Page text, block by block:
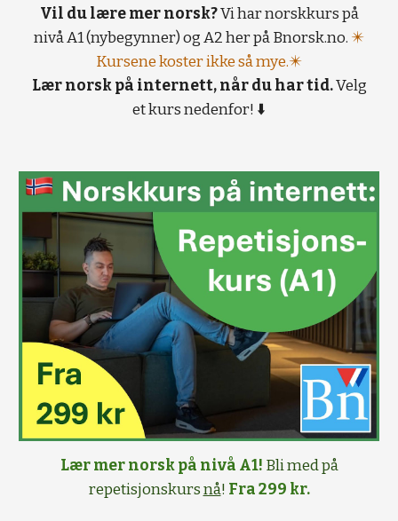
Vil du lære mer norsk?Vi har norskkurs på
nivå A1 (nybegynner) og A2 her på Bnorsk.no. ✴️
Kursene koster ikke så mye.✴️
Lær norsk på internett, når du har tid.Velg
et kurs nedenfor! ⬇️
Lær mer norsk på nivå A1! Bli med på
repetisjonskursnå! Fra 299 kr.